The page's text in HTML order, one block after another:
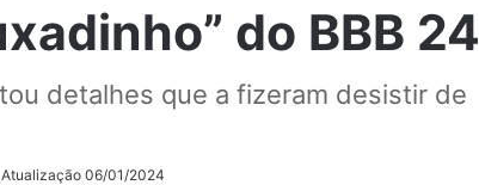
do BBB 24
detalhes que a fizeram desistir de
06/01/2024